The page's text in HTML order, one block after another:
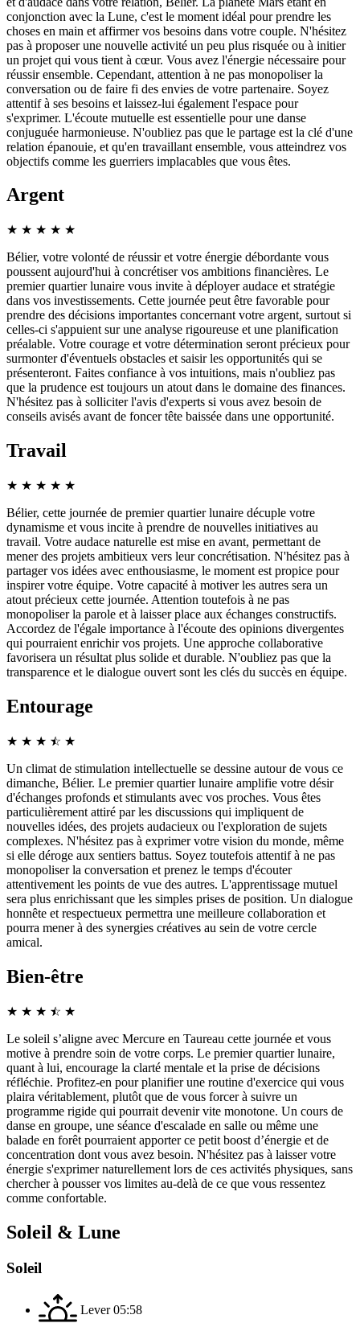
conjonction avec la Lune, c'est le moment idéal pour prendre les
choses en main et affirmer vos besoins dans votre couple. N'hésitez
pas à proposer une nouvelle activité un peu plus risquée ou à initier
un projet qui vous tient à cœur. Vous avez l'énergie nécessaire pour
réussir ensemble. Cependant, attention à ne pas monopoliser la
conversation ou de faire fi des envies de votre partenaire. Soyez
attentif à ses besoins et laissez-lui également l'espace pour
s'exprimer. L'écoute mutuelle est essentielle pour une danse
conjuguée harmonieuse. N'oubliez pas que le partage est la clé d'une
relation épanouie, et qu'en travaillant ensemble, vous atteindrez vos
objectifs comme les guerriers implacables que vous êtes.
Argent
★ ★ ★ ★ ★
Bélier, votre volonté de réussir et votre énergie débordante vous
poussent aujourd'hui à concrétiser vos ambitions financières. Le
premier quartier lunaire vous invite à déployer audace et stratégie
dans vos investissements. Cette journée peut être favorable pour
prendre des décisions importantes concernant votre argent, surtout si
celles-ci s'appuient sur une analyse rigoureuse et une planification
préalable. Votre courage et votre détermination seront précieux pour
surmonter d'éventuels obstacles et saisir les opportunités qui se
présenteront. Faites confiance à vos intuitions, mais n'oubliez pas
que la prudence est toujours un atout dans le domaine des finances.
N'hésitez pas à solliciter l'avis d'experts si vous avez besoin de
conseils avisés avant de foncer tête baissée dans une opportunité.
Travail
★ ★ ★ ★ ★
Bélier, cette journée de premier quartier lunaire décuple votre
dynamisme et vous incite à prendre de nouvelles initiatives au
travail. Votre audace naturelle est mise en avant, permettant de
mener des projets ambitieux vers leur concrétisation. N'hésitez pas à
partager vos idées avec enthousiasme, le moment est propice pour
inspirer votre équipe. Votre capacité à motiver les autres sera un
atout précieux cette journée. Attention toutefois à ne pas
monopoliser la parole et à laisser place aux échanges constructifs.
Accordez de l'égale importance à l'écoute des opinions divergentes
qui pourraient enrichir vos projets. Une approche collaborative
favorisera un résultat plus solide et durable. N'oubliez pas que la
transparence et le dialogue ouvert sont les clés du succès en équipe.
Entourage
★ ★ ★ ☆
★ ★
Un climat de stimulation intellectuelle se dessine autour de vous ce
dimanche, Bélier. Le premier quartier lunaire amplifie votre désir
d'échanges profonds et stimulants avec vos proches. Vous êtes
particulièrement attiré par les discussions qui impliquent de
nouvelles idées, des projets audacieux ou l'exploration de sujets
complexes. N'hésitez pas à exprimer votre vision du monde, même
si elle déroge aux sentiers battus. Soyez toutefois attentif à ne pas
monopoliser la conversation et prenez le temps d'écouter
attentivement les points de vue des autres. L'apprentissage mutuel
sera plus enrichissant que les simples prises de position. Un dialogue
honnête et respectueux permettra une meilleure collaboration et
pourra mener à des synergies créatives au sein de votre cercle
amical.
Bien-être
★ ★ ★ ☆
★ ★
Le soleil s’aligne avec Mercure en Taureau cette journée et vous
motive à prendre soin de votre corps. Le premier quartier lunaire,
quant à lui, encourage la clarté mentale et la prise de décisions
réfléchie. Profitez-en pour planifier une routine d'exercice qui vous
plaira véritablement, plutôt que de vous forcer à suivre un
programme rigide qui pourrait devenir vite monotone. Un cours de
danse en groupe, une séance d'escalade en salle ou même une
balade en forêt pourraient apporter ce petit boost d’énergie et de
concentration dont vous avez besoin. N'hésitez pas à laisser votre
énergie s'exprimer naturellement lors de ces activités physiques, sans
chercher à pousser vos limites au-delà de ce que vous ressentez
comme confortable.
Soleil & Lune
Soleil
Lever 05:58